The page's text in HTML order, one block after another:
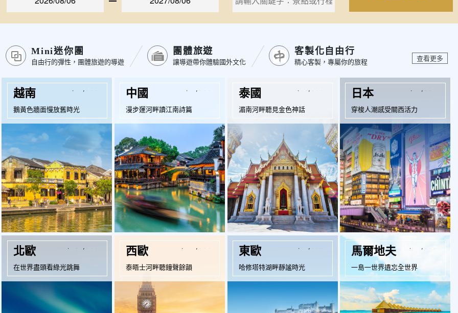
Mini迷你團
自由行的彈性，團體旅遊的導遊
團體旅遊
讓導遊帶你體驗國外文化
客製化自由行
精心客製，專屬你的旅程 查看更多
起
越南
鵝黃色牆面慢放舊時光
$21,900
中國
漫步運河畔讀江南詩篇
泰國
湄南河畔聽見金色神話
起
日本
穿梭人潮感受關西活力
$27,500
起
北歐
在世界盡頭看綠光跳舞
$134,900 起
西歐
泰晤士河畔聽鐘聲餘韻
$147,900 起
東歐
哈修塔特湖畔靜謐時光
$71,900 起
馬爾地夫
一島一世界遺忘全世界